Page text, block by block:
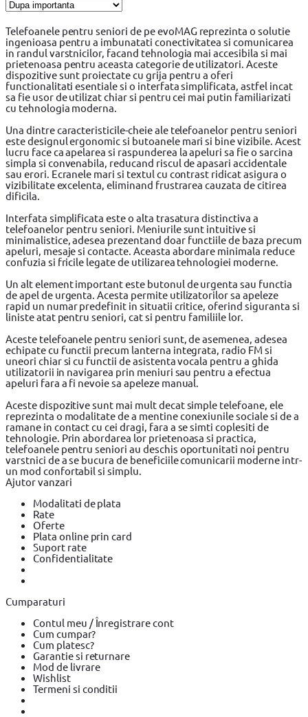
Telefoanele pentru seniori de peevoMAG reprezinta o solutie
ingenioasa pentru a imbunatati conectivitatea si comunicarea
in randul varstnicilor, facand tehnologia mai accesibila si mai
prietenoasa pentru aceasta categorie de utilizatori. Aceste
dispozitive sunt proiectate cu grija pentru a oferi
functionalitati esentiale si o interfata simplificata, astfel incat
sa fie usor de utilizat chiar si pentru cei mai putin familiarizati
cu tehnologia moderna.
Una dintre caracteristicile-cheie ale telefoanelor pentru seniori
este designul ergonomic si butoanele mari si bine vizibile. Acest
lucru face ca apelarea si raspunderea la apeluri sa fie o sarcina
simpla si convenabila, reducand riscul de apasari accidentale
sau erori. Ecranele mari si textul cu contrast ridicat asigura o
vizibilitate excelenta, eliminand frustrarea cauzata de citirea
dificila.
Interfata simplificata este o alta trasatura distinctiva a
telefoanelor pentru seniori. Meniurile sunt intuitive si
minimalistice, adesea prezentand doar functiile de baza precum
apeluri, mesaje si contacte. Aceasta abordare minimala reduce
confuzia si fricile legate de utilizarea tehnologiei moderne.
Un alt element important este butonul de urgenta sau functia
de apel de urgenta. Acesta permite utilizatorilor sa apeleze
rapid un numar predefinit in situatii critice, oferind siguranta si
liniste atat pentru seniori, cat si pentru familiile lor.
Aceste telefoanele pentru seniori sunt, de asemenea, adesea
echipate cu functii precum lanterna integrata, radio FM si
uneori chiar si cu functii de asistenta vocala pentru a ghida
utilizatorii in navigarea prin meniuri sau pentru a efectua
apeluri fara a fi nevoie sa apeleze manual.
Aceste dispozitive sunt mai mult decat simple telefoane, ele
reprezinta o modalitate de a mentine conexiunile sociale si de a
ramane in contact cu cei dragi, fara a se simti coplesiti de
tehnologie. Prin abordarea lor prietenoasa si practica,
telefoanele pentru seniori au deschis oportunitati noi pentru
varstnici de a se bucura de beneficiile comunicarii moderne intr-
un mod confortabil si simplu.
Ajutor vanzari
Modalitati de plata
Rate
Oferte
Plata online prin card
Suport rate
Confidentialitate
Cumparaturi
Contul meu / Înregistrare cont
Cum cumpar?
Cum platesc?
Garantie si returnare
Mod de livrare
Wishlist
Termeni si conditii